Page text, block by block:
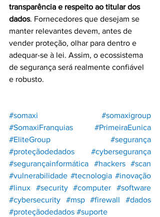
transparência e respeito ao titular dos
dados. Fornecedores que desejam se
manter relevantes devem, antes de
vender proteção, olhar para dentro e
adequar-se à lei. Assim, o ecossistema
de segurança será realmente confiável
e robusto.
#somaxi
#somaxigroup
#SomaxiFranquias
#PrimeiraEunica
#EliteGroup
#segurança
#proteçãodedados
#cybersegurança
#segurançainformática
#hackers
#scan
#vulnerabilidade #tecnologia #inovação
#linux
#security #computer
#software
#cybersecurity
#msp #firewall
#dados
#proteçãodedados #suporte